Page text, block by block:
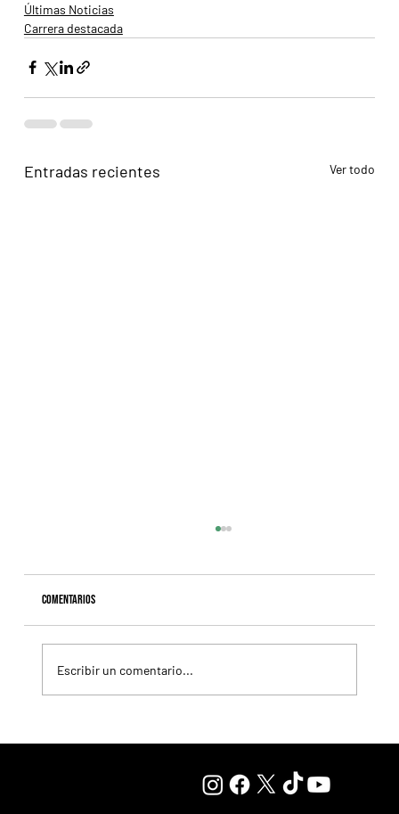
Últimas Noticias
Carrera destacada
Entradas recientes Ver todo
Comentarios
Escribir un comentario...